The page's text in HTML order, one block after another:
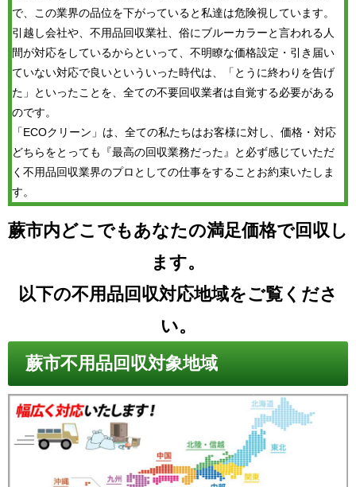
で、この業界の品位を下がっていると私達は危険視しています。
引越し会社や、不用品回収業社、俗にブルーカラーと言われる人
間が対応をしているからといって、不明瞭な価格設定・引き届い
ていない対応で良いといういった時代は、「とうに終わりを告げ
た」といったことを、全ての不要回収業者は自覚する必要がある
のです。
「ECOクリーン」は、全ての私たちはお客様に対し、価格・対応
どちらをとっても『最高の回収業務だった』と必ず感じていただ
く不用品回収業界のプロとしての仕事をすることお約束いたしま
す。
蕨市内どこでもあなたの満足価格で回収し
ます。
以下の不用品回収対応地域をご覧くださ
い。
蕨市不用品回収対象地域